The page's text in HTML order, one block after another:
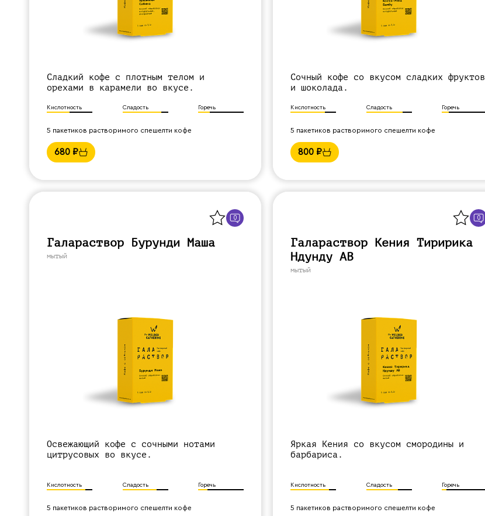
Сладкий кофе с плотным телом и
орехами в карамели во вкусе.
Кислотность Сладость Горечь
5 пакетиков растворимого спешелти кофе
680 ₽
Сочный кофе со вкусом сладких фруктов
и шоколада.
Кислотность Сладость Горечь
5 пакетиков растворимого спешелти кофе
800 ₽
0
Галараствор Бурунди Маша
мытый
Освежающий кофе с сочными нотами
цитрусовых во вкусе.
Кислотность Сладость Горечь
5 пакетиков растворимого спешелти кофе
0
Галараствор Кения Тиририка
Ндунду АВ
мытый
Яркая Кения со вкусом смородины и
барбариса.
Кислотность Сладость Горечь
5 пакетиков растворимого спешелти кофе